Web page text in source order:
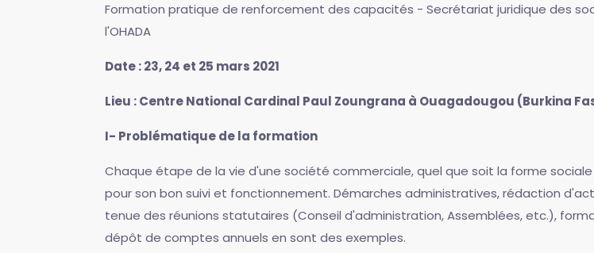
Formation pratique de renforcement des capacités - Secrétariat juridique des
l'OHADA
Date : 23, 24 et 25 mars 2021
Lieu : Centre National Cardinal Paul Zoungrana à Ouagadougou (Burkina
I- Problématique de la formation
Chaque étape de la vie d'une société commerciale, quel que soit la forme
pour son bon suivi et fonctionnement. Démarches administratives, rédaction
tenue des réunions statutaires (Conseil d'administration, Assemblées, etc.),
dépôt de comptes annuels en sont des exemples.